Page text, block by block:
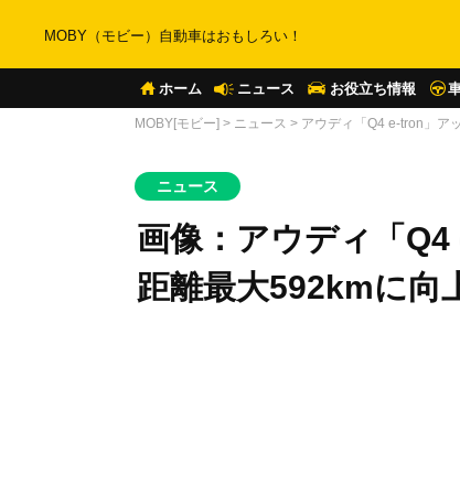
MOBY（モビー）自動車はおもしろい！
ホーム ニュース お役立ち情報
MOBY[モビー] > ニュース > アウディ「Q4 e-tron」ア
ニュース
画像：アウディ「
距離最大592kmに向